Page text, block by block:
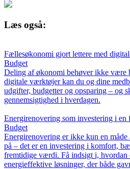
Læs også:
Fællesøkonomi gjort lettere med
Budget
Deling af økonomi behøver ikke være
digitale værktøjer kan du og dine
udgifter, budgetter og opsparing – og
gennemsigtighed i hverdagen.
Energirenovering som investering i en
Budget
Energirenovering er ikke kun en måde
på – det er en investering i komfort,
fremtidige værdi. Få indsigt i, hvordan
energieffektive løsninger, der både